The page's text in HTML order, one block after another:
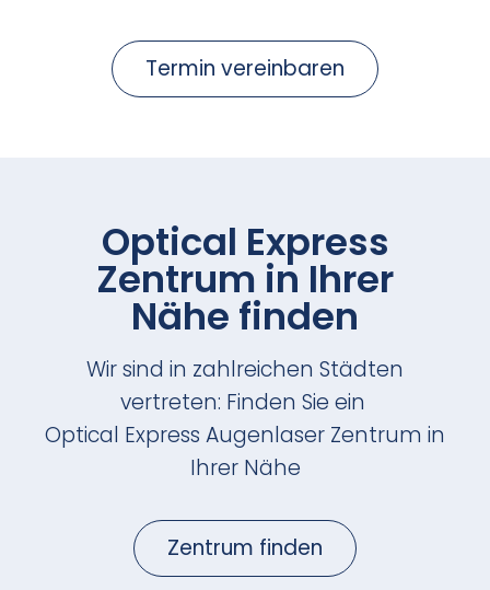
Termin vereinbaren
Optical Express
Zentrum in Ihrer
Nähe finden
Wir sind in zahlreichen Städten
vertreten: Finden Sie ein
Optical Express Augenlaser Zentrum in
Ihrer Nähe
Zentrum finden